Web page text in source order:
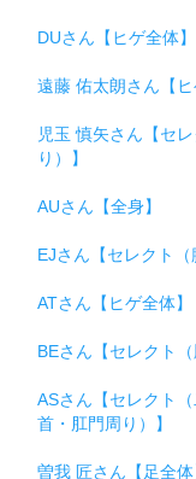
DUさん【ヒゲ全体】
遠藤 佑太朗さん【ヒ
児玉 慎矢さん【セ
り）】
AUさん【全身】
EJさん【セレクト（
ATさん【ヒゲ全体】
BEさん【セレクト
ASさん【セレクト
首・肛門周り）】
曽我 匠さん【足全体